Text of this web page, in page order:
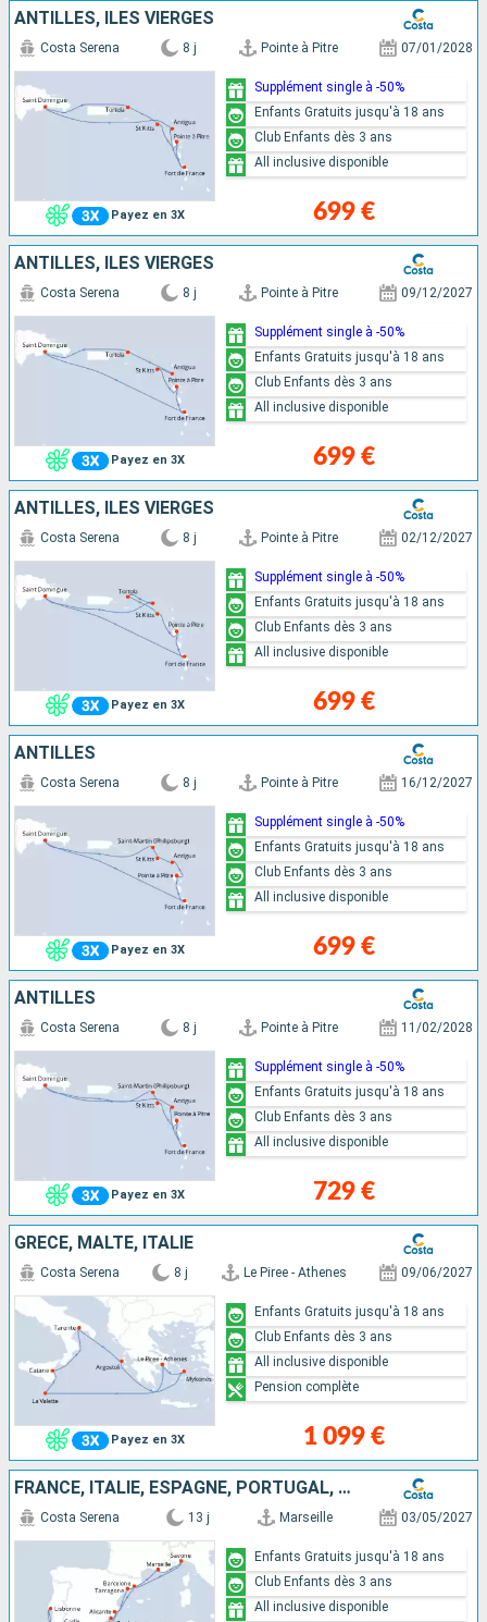
ANTILLES, ILES VIERGES
Payez en 3X
Costa Serena 8 j Pointe à Pitre 07/01/2028
699 €
Supplément single à -50%
Enfants Gratuits jusqu'à 18 ans
Club Enfants dès 3 ans
All inclusive disponible
ANTILLES, ILES VIERGES
Payez en 3X
Costa Serena 8 j Pointe à Pitre 09/12/2027
699 €
Supplément single à -50%
Enfants Gratuits jusqu'à 18 ans
Club Enfants dès 3 ans
All inclusive disponible
ANTILLES, ILES VIERGES
Payez en 3X
Costa Serena 8 j Pointe à Pitre 02/12/2027
699 €
Supplément single à -50%
Enfants Gratuits jusqu'à 18 ans
Club Enfants dès 3 ans
All inclusive disponible
ANTILLES
Payez en 3X
Costa Serena 8 j Pointe à Pitre 16/12/2027
699 €
Supplément single à -50%
Enfants Gratuits jusqu'à 18 ans
Club Enfants dès 3 ans
All inclusive disponible
ANTILLES
Payez en 3X
Costa Serena 8 j Pointe à Pitre 11/02/2028
729 €
Supplément single à -50%
Enfants Gratuits jusqu'à 18 ans
Club Enfants dès 3 ans
All inclusive disponible
GRÈCE, MALTE, ITALIE
Payez en 3X
Costa Serena 8 j Le Piree - Athenes 09/06/2027
1 099 €
Enfants Gratuits jusqu'à 18 ans
Club Enfants dès 3 ans
All inclusive disponible
Pension complète
FRANCE, ITALIE, ESPAGNE, PORTUGAL, MAROC
Costa Serena 13 j Marseille 03/05/2027
Enfants Gratuits jusqu'à 18 ans
Club Enfants dès 3 ans
All inclusive disponible